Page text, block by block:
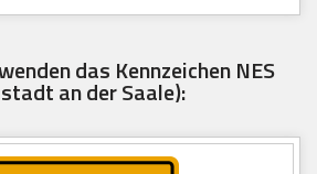
das Kennzeichen NES
an der Saale):